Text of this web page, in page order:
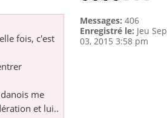
fois, c'est
me
et lui..
Messages: 406
Enregistré le: Jeu Sep
03, 2015 3:58 pm